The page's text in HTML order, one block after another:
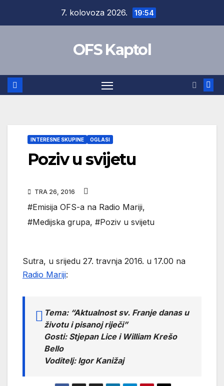
7. kolovoza 2026. 19:54
OFS Kaptol
INTERESNE SKUPINE OGLASI
Poziv u svijetu
TRA 26, 2016
#Emisija OFS-a na Radio Mariji,
#Medijska grupa, #Poziv u svijetu
Sutra, u srijedu 27. travnja 2016. u 17.00 na
Radio Mariji:
Tema: “Aktualnost sv. Franje danas u
životu i pisanoj riječi”
Gosti: Stjepan Lice i William Krešo
Bello
Voditelj: Igor Kanižaj